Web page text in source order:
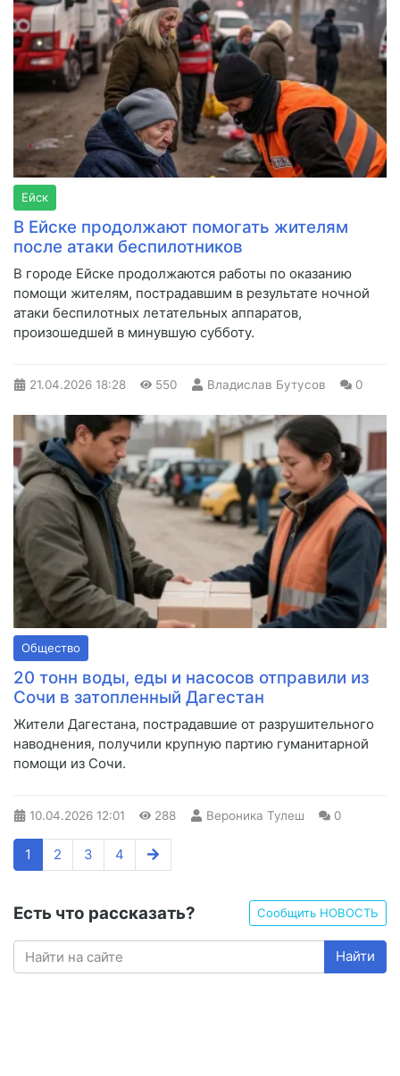
Ейск
В Ейске продолжают помогать жителям
после атаки беспилотников
В городе Ейске продолжаются работы по оказанию
помощи жителям, пострадавшим в результате ночной
атаки беспилотных летательных аппаратов,
произошедшей в минувшую субботу.
21.04.2026 18:28 550 Владислав Бутусов 0
Общество
20 тонн воды, еды и насосов отправили из
Сочи в затопленный Дагестан
Жители Дагестана, пострадавшие от разрушительного
наводнения, получили крупную партию гуманитарной
помощи из Сочи.
10.04.2026 12:01 288 Вероника Тулеш 0
1 2 3 4
Есть что рассказать? Сообщить НОВОСТЬ
Найти